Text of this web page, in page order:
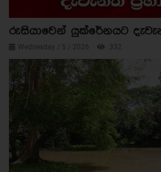
රුසියාවෙන් යුක්රේනයට
Wednesday / 5 / 2026 332